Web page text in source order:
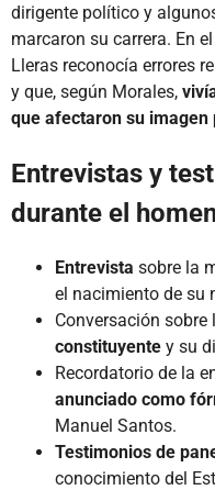
dirigente político y
marcaron su carrera. En
Lleras reconocía errores
y que, según Morales,
que afectaron su imagen
Entrevistas y
durante el
Entrevista sobre la
el nacimiento de su
Conversación
constituyente y su
Recordatorio de la
anunciado como
Manuel Santos.
Testimonios de
conocimiento del